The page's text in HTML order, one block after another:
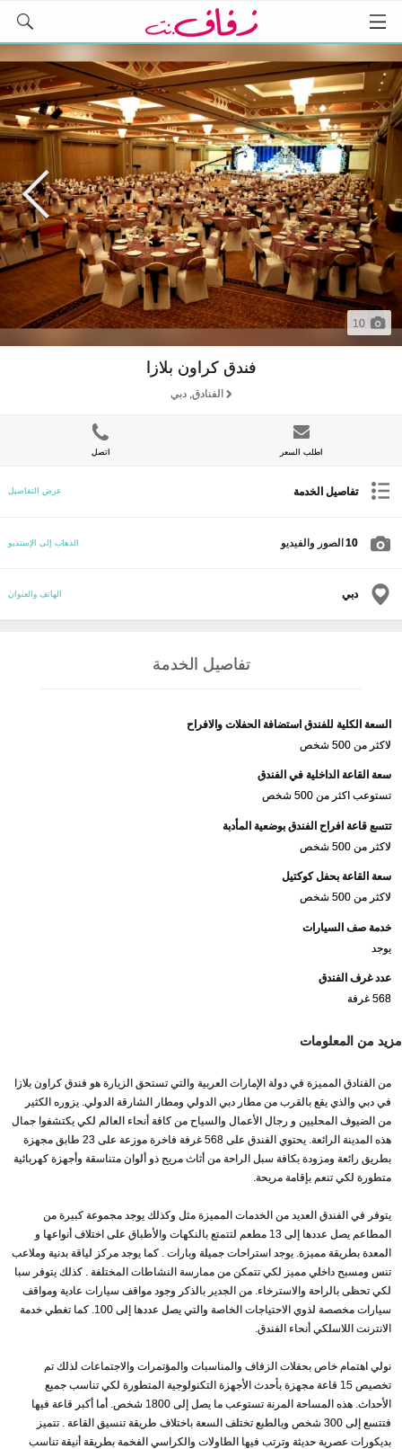
10
فندق كراون بلازا
الفنادق, دبي
اطلب السعر اتصل
تفاصيل الخدمة عرض التفاصيل
10 الصور والفيديو الذهاب إلى الإستديو
دبي الهاتف والعنوان
تفاصيل الخدمة
السعة الكلية للفندق استضافة الحفلات والافراح
لاكثر من 500 شخص
سعة القاعة الداخلية في الفندق
تستوعب اكثر من 500 شخص
تتسع قاعة افراح الفندق بوضعية المأدبة
لاكثر من 500 شخص
سعة القاعة بحفل كوكتيل
لاكثر من 500 شخص
خدمة صف السيارات
يوجد
عدد غرف الفندق
568 غرفة
مزيد من المعلومات
من الفنادق المميزة في دولة الإمارات العربية والتي تستحق الزيارة هو فندق كراون بلازا
في دبي والذي يقع بالقرب من مطار دبي الدولي ومطار الشارقة الدولي. يزوره الكثير
من الضيوف المحليين و رجال الأعمال والسياح من كافة أنحاء العالم لكي يكتشفوا جمال
هذه المدينة الرائعة. يحتوي الفندق على 568 غرفة فاخرة موزعة على 23 طابق مجهزة
بطريق رائعة ومزودة بكافة سبل الراحة من أثاث مريح ذو ألوان متناسقة وأجهزة كهربائية
متطورة لكي تنعم بإقامة مريحة.
يتوفر في الفندق العديد من الخدمات المميزة مثل وكذلك يوجد مجموعة كبيرة من
المطاعم يصل عددها إلى 13 مطعم لتتمتع بالنكهات والأطباق على اختلاف أنواعها و
المعدة بطريقة مميزة. يوجد استراحات جميلة وبارات . كما يوجد مركز لياقة بدنية وملاعب
تنس ومسبح داخلي مميز لكي تتمكن من ممارسة النشاطات المختلفة . كذلك يتوفر سبا
لكي تحظى بالراحة والاسترخاء. من الجدير بالذكر وجود مواقف سيارات عادية ومواقف
سيارات مخصصة لذوي الاحتياجات الخاصة والتي يصل عددها إلى 100. كما تغطي خدمة
الانترنت اللاسلكي أنحاء الفندق.
نولي اهتمام خاص بحفلات الزفاف والمناسبات والمؤتمرات والاجتماعات لذلك تم
تخصيص 15 قاعة مجهزة بأحدث الأجهزة التكنولوجية المتطورة لكي تناسب جميع
الأحداث. هذه المساحة المرنة تستوعب ما يصل إلى 1800 شخص. أما أكبر قاعة فيها
فتتسع إلى 300 شخص وبالطبع تختلف السعة باختلاف طريقة تنسيق القاعة . تتميز
بديكورات عصرية حديثة وترتب فيها الطاولات والكراسي الفخمة بطريقة أنيقة تناسب